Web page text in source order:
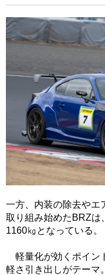
一方、内装の除去やエ
取り組み始めたBRZは
1160㎏となっている。
軽量化が効くポイン
軽さ引き出しがテーマ